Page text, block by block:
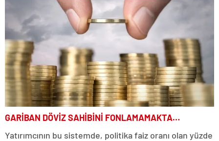
GARİBAN DÖVİZ SAHİBİNİ FONLAMAMAKTA…
Yatırımcının bu sistemde, politika faiz oranı olan yüzde